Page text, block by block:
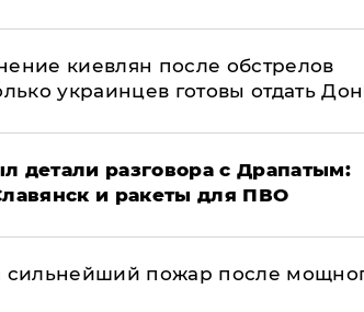
киевлян после обстрелов
украинцев готовы отдать
детали разговора с Драпатым:
и ракеты для ПВО
сильнейший пожар после